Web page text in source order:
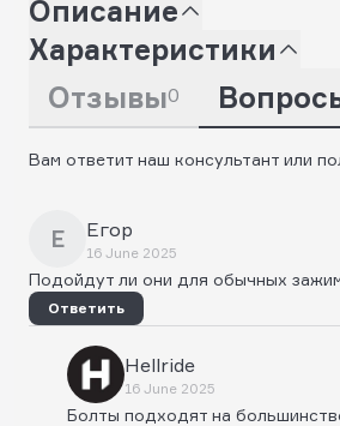
Описание
Характеристики
Отзывы0
Вам ответит наш консультант или
Е Егор
16 June 2025
Подойдут ли они для обычных
Ответить
Hellride
16 June 2025
Болты подходят на